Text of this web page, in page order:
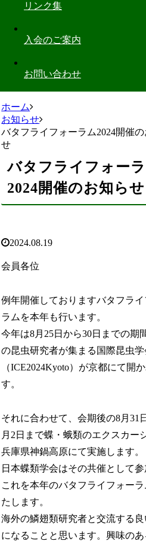
リンク集
入会のご案内
お問い合わせ
ホーム
お知らせ
バタフライフォーラム2024開催の
せ
バタフライフォー
2024開催のお知らせ
2024.08.19
会員各位
例年開催しておりますバタフライ
ラムを本年も行います。
今年は8月25日から30日までの期
の昆虫研究者が集まる国際昆虫学
（ICE2024Kyoto）が京都にて開
す。
それに合わせて、会期後の8月31
月2日まで蝶・蛾類のエクスカー
兵庫県神鍋高原にて実施します。
日本蝶類学会はその共催として参
これを本年のバタフライフォー
たします。
海外の鱗翅類研究者と交流する良
になることと思います。興味のあ